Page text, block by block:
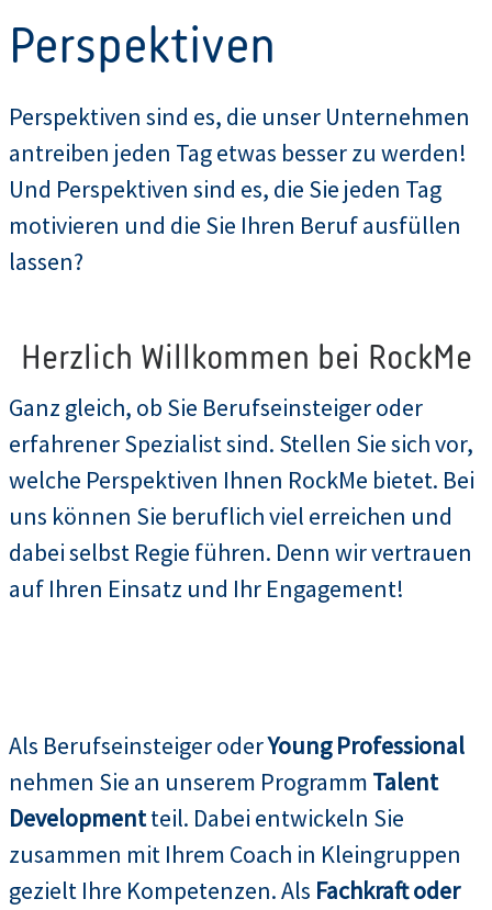
Perspektiven
Perspektiven sind es, die unser Unternehmen
antreiben jeden Tag etwas besser zu werden!
Und Perspektiven sind es, die Sie jeden Tag
motivieren und die Sie Ihren Beruf ausfüllen
lassen?
Herzlich Willkommen bei RockMe
Ganz gleich, ob Sie Berufseinsteiger oder
erfahrener Spezialist sind. Stellen Sie sich vor,
welche Perspektiven Ihnen RockMe bietet. Bei
uns können Sie beruflich viel erreichen und
dabei selbst Regie führen. Denn wir vertrauen
auf Ihren Einsatz und Ihr Engagement!
Als Berufseinsteiger oderYoung Professional
nehmen Sie an unserem Programm Talent
Developmentteil. Dabei entwickeln Sie
zusammen mit Ihrem Coach in Kleingruppen
gezielt Ihre Kompetenzen. Als Fachkraft oder